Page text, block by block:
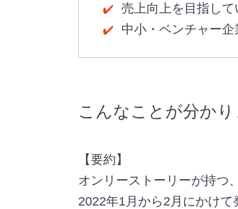
売上向上を目指し
中小・ベンチャー
こんなことが分かり
【要約】
オンリーストーリーが持つ
2022年1月から2月にかけて